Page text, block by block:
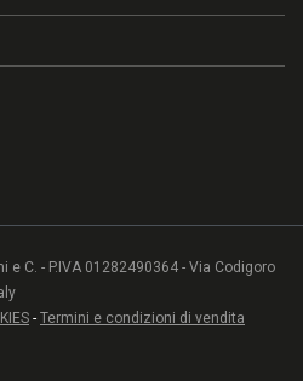
C. - P.IVA 01282490364 - Via Codigoro
- Termini e condizioni di vendita